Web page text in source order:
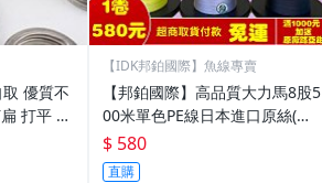
優質不
打平 路
【IDK邦鉑國際】魚線專賣
【邦鉑國際】高品質大力馬8股5
00米單色PE線日本進口原絲(適
船釣竿/前打竿/路亞竿/磯釣竿/
灘釣竿及各種捲線器
$ 580
直購